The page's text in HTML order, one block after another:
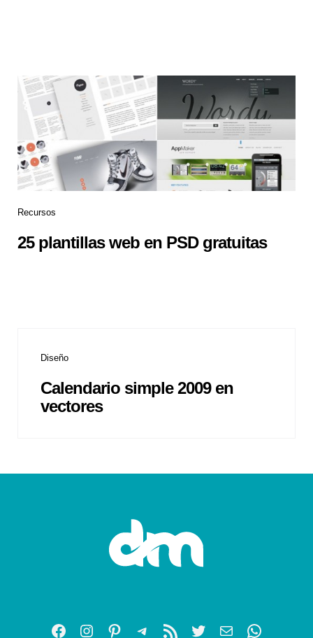
Recursos
25 plantillas web en PSD gratuitas
Diseño
Calendario simple 2009 en
vectores